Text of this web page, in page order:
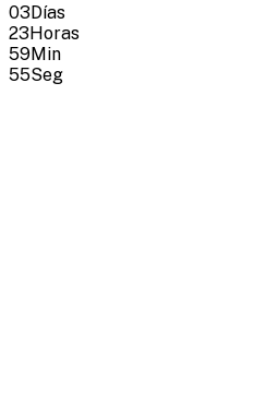
03Días
23Horas
59Min
54Seg